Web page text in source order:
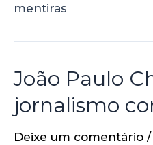
mentiras
João Paulo
jornalismo
Deixe um comentário